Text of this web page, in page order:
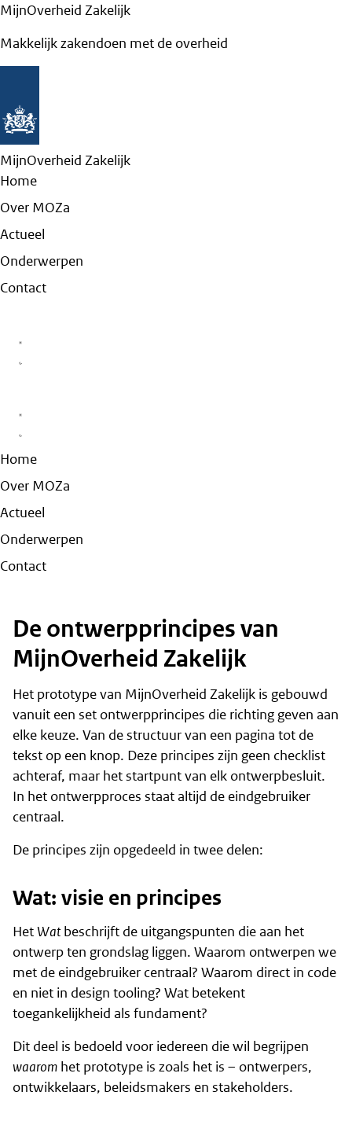
MijnOverheid Zakelijk
Makkelijk zakendoen met de overheid
MijnOverheid Zakelijk
Home
Over MOZa
Actueel
Onderwerpen
Contact
Home
Over MOZa
Actueel
Onderwerpen
Contact
De ontwerpprincipes van
MijnOverheid Zakelijk
Het prototype van MijnOverheid Zakelijk is gebouwd
vanuit een set ontwerpprincipes die richting geven aan
elke keuze. Van de structuur van een pagina tot de
tekst op een knop. Deze principes zijn geen checklist
achteraf, maar het startpunt van elk ontwerpbesluit.
In het ontwerpproces staat altijd de eindgebruiker
centraal.
De principes zijn opgedeeld in twee delen:
Wat: visie en principes
HetWatbeschrijft de uitgangspunten die aan het
ontwerp ten grondslag liggen. Waarom ontwerpen we
met de eindgebruiker centraal? Waarom direct in code
en niet in design tooling? Wat betekent
toegankelijkheid als fundament?
Dit deel is bedoeld voor iedereen die wil begrijpen
waarom het prototype is zoals het is – ontwerpers,
ontwikkelaars, beleidsmakers en stakeholders.